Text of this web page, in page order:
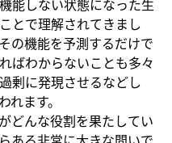
とで理解されてきまし
の機能を予測するだけで
ばわからないことも多々
剰に発現させるなどし
ます。
どんな役割を果たしてい